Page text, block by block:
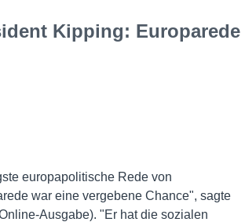
Kipping: Europarede
europapolitische Rede von
war eine vergebene Chance", sagte
Ausgabe). "Er hat die sozialen